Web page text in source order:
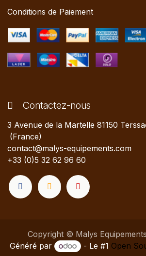
Conditions de Paiement
Contactez-nous
3 Avenue de la Martelle 81150
(France)
contact@malys-equipements.com
+33 (0)5 32 62 96 60
Copyright © Malys Equipements
Généré par - Le #1 Open